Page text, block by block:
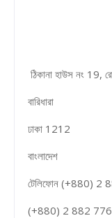
ঠিকানা হাউস নং 19,
বারিধারা
ঢাকা 1212
বাংলাদেশ
টেলিফোন (+880) 2
(+880) 2 882